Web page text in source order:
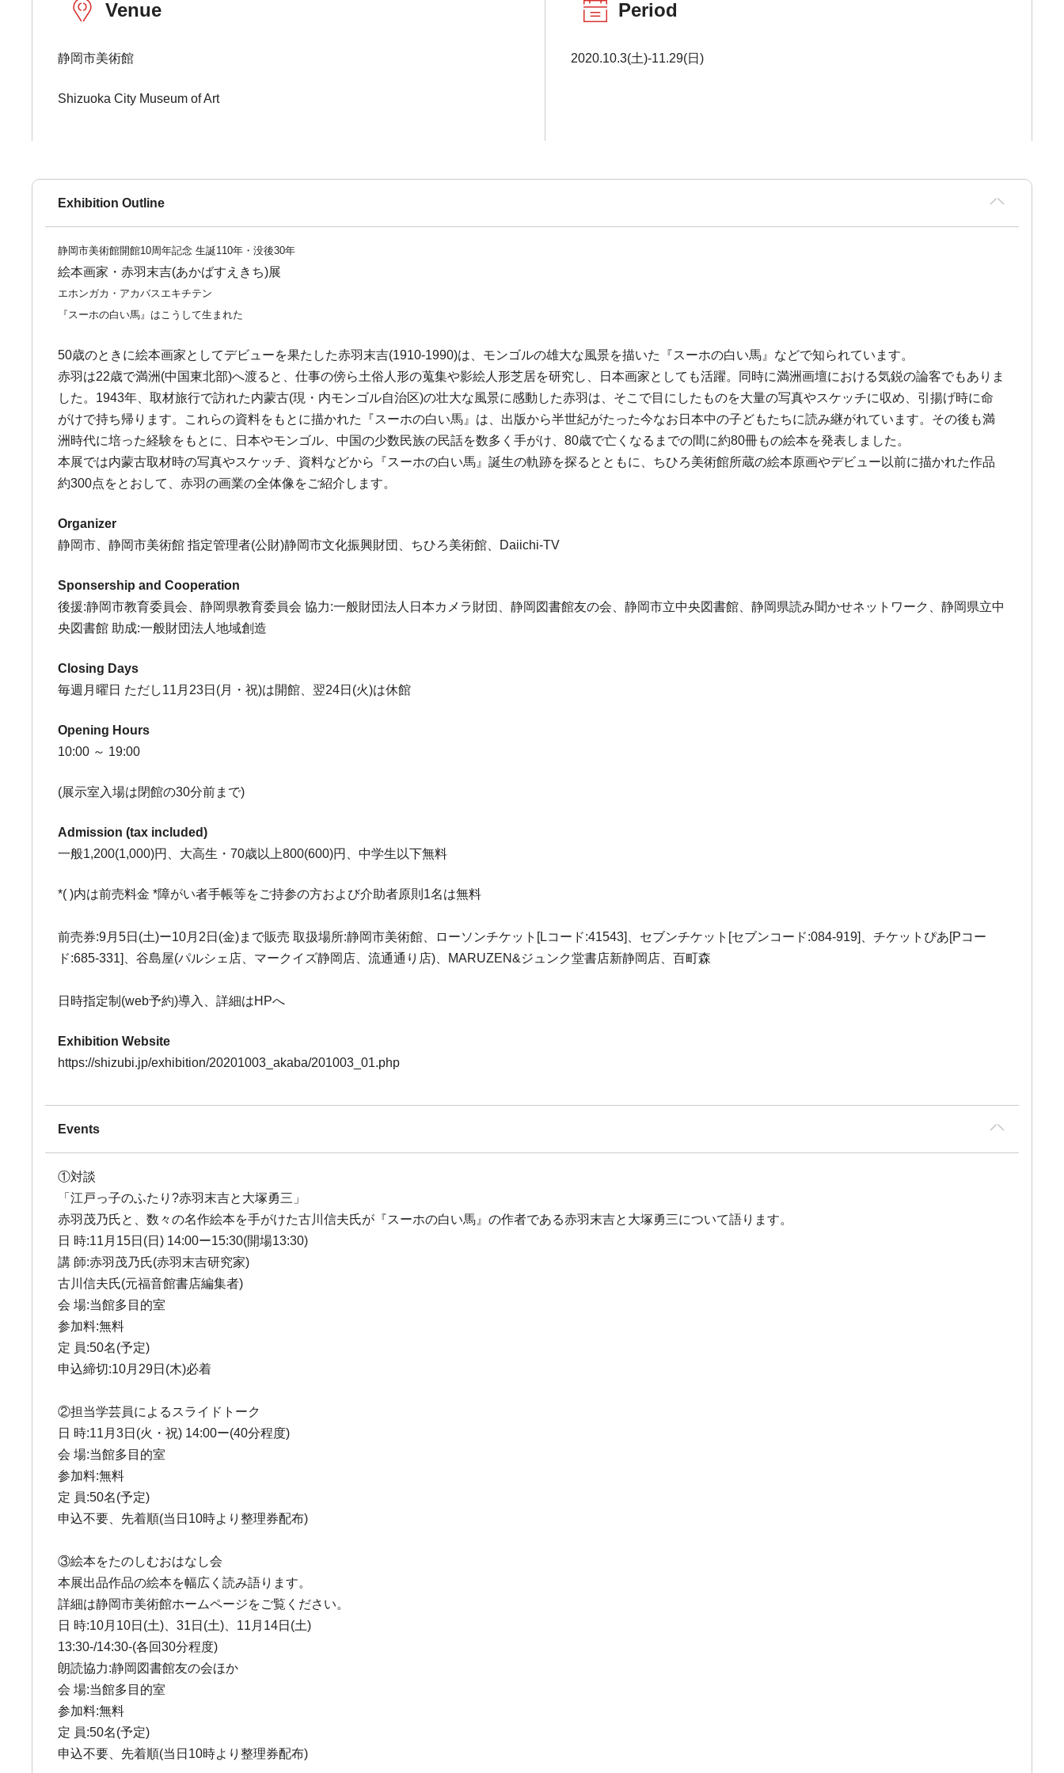
Venue
静岡市美術館
Shizuoka City Museum of Art
Period
2020.10.3(土)-11.29(日)
Exhibition Outline
静岡市美術館開館10周年記念 生誕110年・没後30年
絵本画家・赤羽末吉(あかばすえきち)展
エホンガカ・アカバスエキチテン
『スーホの白い馬』はこうして生まれた
50歳のときに絵本画家としてデビューを果たした赤羽末吉(1910-1990)は、モンゴルの雄大な風景を描いた『スーホの白い馬』などで知られています。
赤羽は22歳で満洲(中国東北部)へ渡ると、仕事の傍ら土俗人形の蒐集や影絵人形芝居を研究し、日本画家としても活躍。同時に満洲画壇における気鋭の論客でもありま
した。1943年、取材旅行で訪れた内蒙古(現・内モンゴル自治区)の壮大な風景に感動した赤羽は、そこで目にしたものを大量の写真やスケッチに収め、引揚げ時に命
がけで持ち帰ります。これらの資料をもとに描かれた『スーホの白い馬』は、出版から半世紀がたった今なお日本中の子どもたちに読み継がれています。その後も満
洲時代に培った経験をもとに、日本やモンゴル、中国の少数民族の民話を数多く手がけ、80歳で亡くなるまでの間に約80冊もの絵本を発表しました。
本展では内蒙古取材時の写真やスケッチ、資料などから『スーホの白い馬』誕生の軌跡を探るとともに、ちひろ美術館所蔵の絵本原画やデビュー以前に描かれた作品
約300点をとおして、赤羽の画業の全体像をご紹介します。
Organizer
静岡市、静岡市美術館 指定管理者(公財)静岡市文化振興財団、ちひろ美術館、Daiichi-TV
Sponsership and Cooperation
後援:静岡市教育委員会、静岡県教育委員会 協力:一般財団法人日本カメラ財団、静岡図書館友の会、静岡市立中央図書館、静岡県読み聞かせネットワーク、静岡県立中
央図書館 助成:一般財団法人地域創造
Closing Days
毎週月曜日 ただし11月23日(月・祝)は開館、翌24日(火)は休館
Opening Hours
10:00 ～ 19:00
(展示室入場は閉館の30分前まで)
Admission (tax included)
一般1,200(1,000)円、大高生・70歳以上800(600)円、中学生以下無料
*( )内は前売料金 *障がい者手帳等をご持参の方および介助者原則1名は無料
前売券:9月5日(土)ー10月2日(金)まで販売 取扱場所:静岡市美術館、ローソンチケット[Lコード:41543]、セブンチケット[セブンコード:084-919]、チケットぴあ[Pコー
ド:685-331]、谷島屋(パルシェ店、マークイズ静岡店、流通通り店)、MARUZEN&ジュンク堂書店新静岡店、百町森
日時指定制(web予約)導入、詳細はHPへ
Exhibition Website
https://shizubi.jp/exhibition/20201003_akaba/201003_01.php
Events
①対談
「江戸っ子のふたり?赤羽末吉と大塚勇三」
赤羽茂乃氏と、数々の名作絵本を手がけた古川信夫氏が『スーホの白い馬』の作者である赤羽末吉と大塚勇三について語ります。
日 時:11月15日(日) 14:00ー15:30(開場13:30)
講 師:赤羽茂乃氏(赤羽末吉研究家)
古川信夫氏(元福音館書店編集者)
会 場:当館多目的室
参加料:無料
定 員:50名(予定)
申込締切:10月29日(木)必着
②担当学芸員によるスライドトーク
日 時:11月3日(火・祝) 14:00ー(40分程度)
会 場:当館多目的室
参加料:無料
定 員:50名(予定)
申込不要、先着順(当日10時より整理券配布)
③絵本をたのしむおはなし会
本展出品作品の絵本を幅広く読み語ります。
詳細は静岡市美術館ホームページをご覧ください。
日 時:10月10日(土)、31日(土)、11月14日(土)
13:30-/14:30-(各回30分程度)
朗読協力:静岡図書館友の会ほか
会 場:当館多目的室
参加料:無料
定 員:50名(予定)
申込不要、先着順(当日10時より整理券配布)